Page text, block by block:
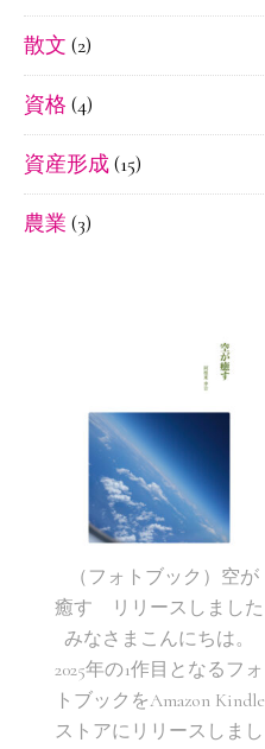
散文 (2)
資格 (4)
資産形成(15)
農業 (3)
（フォトブック）空が
癒す リリースしました
みなさまこんにちは。
2025年の1作目となるフォ
トブックをAmazon Kindle
ストアにリリースしまし